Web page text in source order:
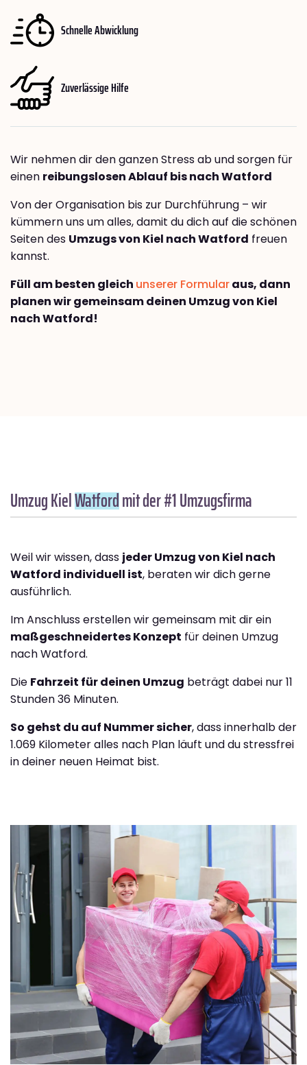
Schnelle Abwicklung
Zuverlässige Hilfe
Wir nehmen dir den ganzen Stress ab und sorgen für
einen reibungslosen Ablauf bis nach Watford
Von der Organisation bis zur Durchführung – wir
kümmern uns um alles, damit du dich auf die schönen
Seiten des Umzugs von Kiel nach Watford freuen
kannst.
Füll am besten gleich unserer Formularaus, dann
planen wir gemeinsam deinen Umzug von Kiel
nach Watford!
Umzug KielWatfordmit der #1 Umzugsfirma
Weil wir wissen, dass jeder Umzug von Kiel nach
Watford individuell ist, beraten wir dich gerne
ausführlich.
Im Anschluss erstellen wir gemeinsam mit dir ein
maßgeschneidertes Konzept für deinen Umzug
nach Watford.
Die Fahrzeit für deinen Umzug beträgt dabei nur 11
Stunden 36 Minuten.
So gehst du auf Nummer sicher, dass innerhalb der
1.069 Kilometer alles nach Plan läuft und du stressfrei
in deiner neuen Heimat bist.